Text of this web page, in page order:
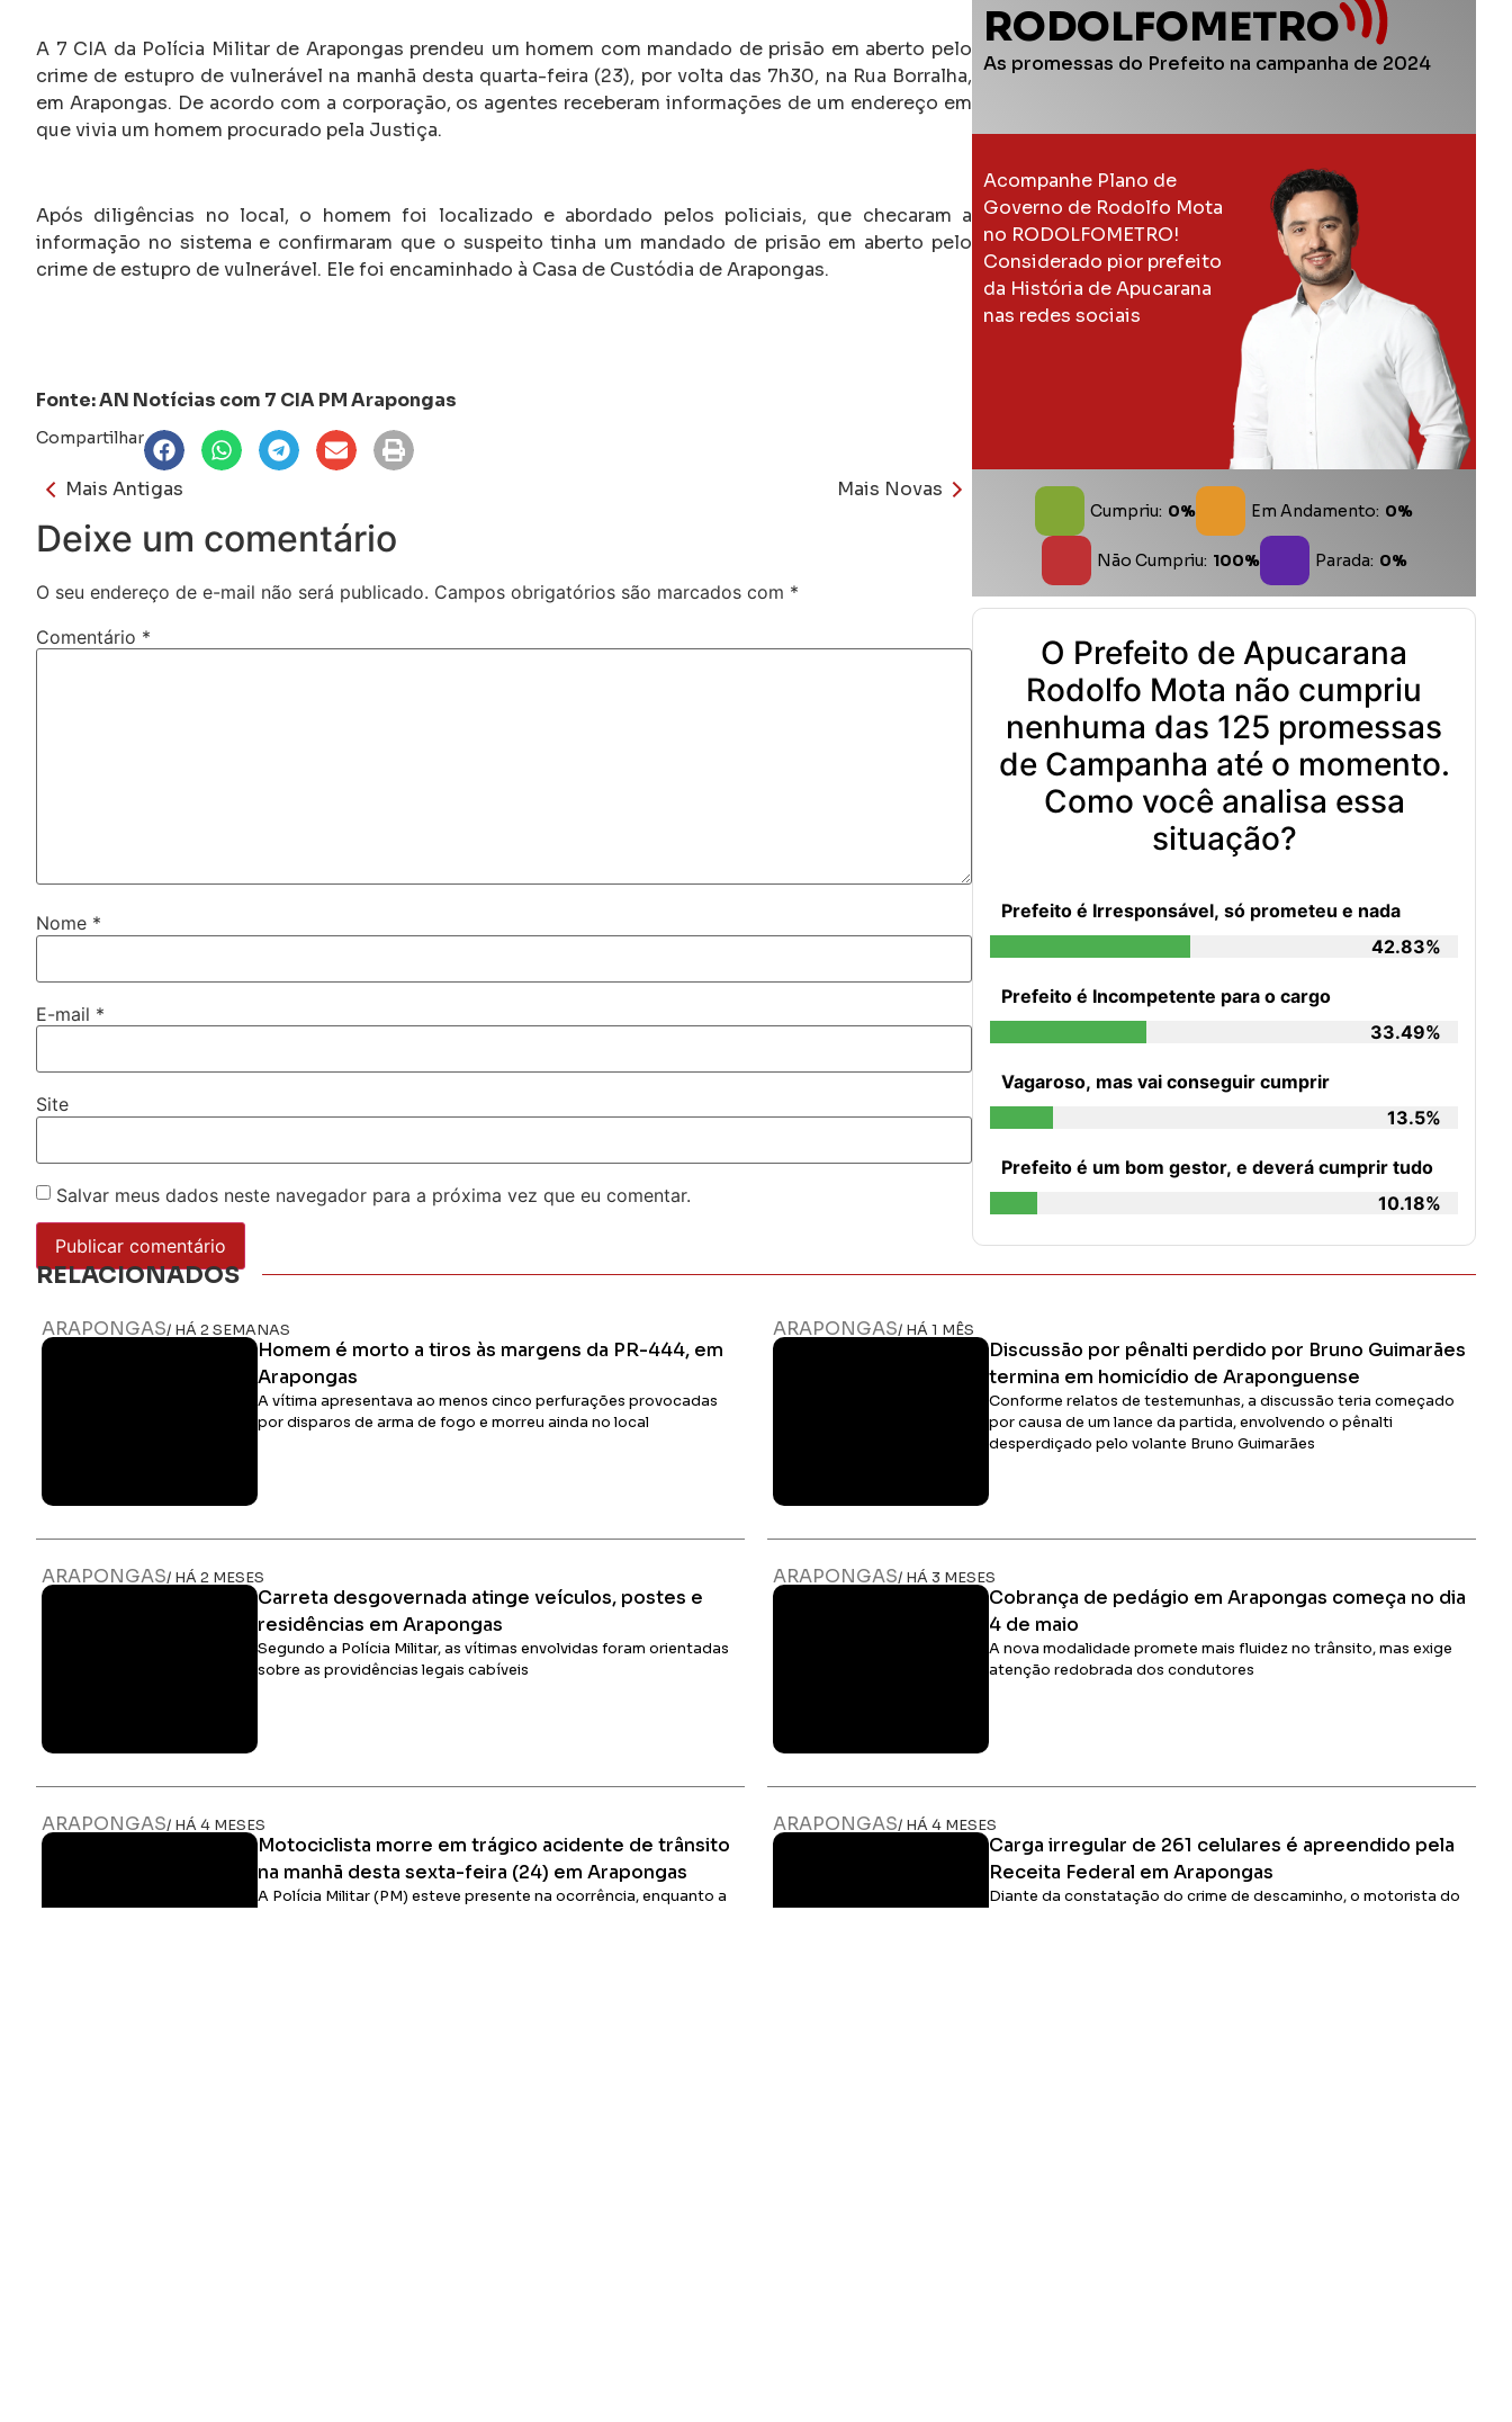
A 7 CIA da Polícia Militar de Arapongas prendeu um homem com mandado de prisão em aberto pelo
crime de estupro de vulnerável na manhã desta quarta-feira (23), por volta das 7h30, na Rua Borralha,
em Arapongas. De acordo com a corporação, os agentes receberam informações de um endereço em
que vivia um homem procurado pela Justiça.
Após diligências no local, o homem foi localizado e abordado pelos policiais, que checaram a
informação no sistema e confirmaram que o suspeito tinha um mandado de prisão em aberto pelo
crime de estupro de vulnerável. Ele foi encaminhado à Casa de Custódia de Arapongas.
Fonte: AN Notícias com 7 CIA PM Arapongas
Compartilhar
Mais Antigas Mais Novas
Deixe um comentário
O seu endereço de e-mail não será publicado. Campos obrigatórios são marcados com *
Comentário *
Nome *
E-mail *
Site
Salvar meus dados neste navegador para a próxima vez que eu comentar.
RODOLFOMETRO
As promessas do Prefeito na campanha de 2024
Acompanhe Plano de
Governo de Rodolfo Mota
no RODOLFOMETRO!
Considerado pior prefeito
da História de Apucarana
nas redes sociais
Cumpriu: 0% Em Andamento: 0%
Não Cumpriu: 100% Parada: 0%
O Prefeito de Apucarana
Rodolfo Mota não cumpriu
nenhuma das 125 promessas
de Campanha até o momento.
Como você analisa essa
situação?
Prefeito é Irresponsável, só prometeu e nada
42.83%
Prefeito é Incompetente para o cargo
33.49%
Vagaroso, mas vai conseguir cumprir
13.5%
Prefeito é um bom gestor, e deverá cumprir tudo
10.18%
RELACIONADOS
ARAPONGAS/ HÁ 2 SEMANAS
Homem é morto a tiros às margens da PR-444, em
Arapongas
A vítima apresentava ao menos cinco perfurações provocadas
por disparos de arma de fogo e morreu ainda no local
ARAPONGAS/ HÁ 1 MÊS
Discussão por pênalti perdido por Bruno Guimarães
termina em homicídio de Araponguense
Conforme relatos de testemunhas, a discussão teria começado
por causa de um lance da partida, envolvendo o pênalti
desperdiçado pelo volante Bruno Guimarães
ARAPONGAS/ HÁ 2 MESES
Carreta desgovernada atinge veículos, postes e
residências em Arapongas
Segundo a Polícia Militar, as vítimas envolvidas foram orientadas
sobre as providências legais cabíveis
ARAPONGAS/ HÁ 3 MESES
Cobrança de pedágio em Arapongas começa no dia
4 de maio
A nova modalidade promete mais fluidez no trânsito, mas exige
atenção redobrada dos condutores
ARAPONGAS/ HÁ 4 MESES
Motociclista morre em trágico acidente de trânsito
na manhã desta sexta-feira (24) em Arapongas
A Polícia Militar (PM) esteve presente na ocorrência, enquanto a
ARAPONGAS/ HÁ 4 MESES
Carga irregular de 261 celulares é apreendido pela
Receita Federal em Arapongas
Diante da constatação do crime de descaminho, o motorista do